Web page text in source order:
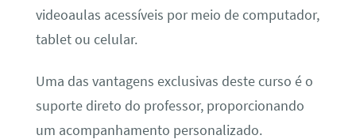
videoaulas acessíveis por meio de computador,
tablet ou celular.
Uma das vantagens exclusivas deste curso é o
suporte direto do professor, proporcionando
um acompanhamento personalizado.